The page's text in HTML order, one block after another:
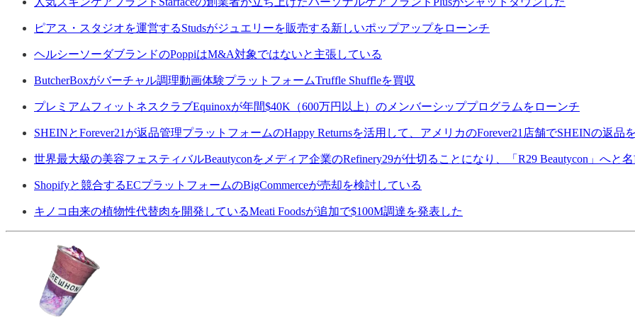
ピアス・スタジオを運営するStudsがジュエリーを販売する新しいポップアップをローンチ
ヘルシーソーダブランドのPoppiはM&A対象ではないと主張している
ButcherBoxがバーチャル調理動画体験プラットフォームTruffle Shuffleを買収
プレミアムフィットネスクラブEquinoxが年間$40K（600万円以上）のメンバーシッププログラムをローンチ
SHEINとForever21が返品管理プラットフォームのHappy Returnsを活用して、アメリカのForever21店舗でSHEINの返品
世界最大級の美容フェスティバルBeautyconをメディア企業のRefinery29が仕切ることになり、「R29 Beautycon」へと
Shopifyと競合するECプラットフォームのBigCommerceが売却を検討している
キノコ由来の植物性代替肉を開発しているMeati Foodsが追加で$100M調達を発表した